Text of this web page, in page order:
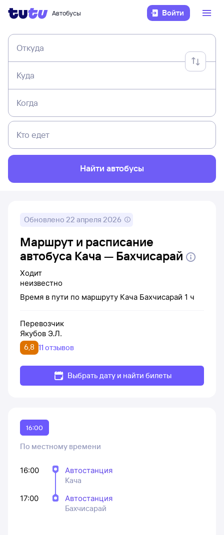
Автобусы Войти
Откуда
Куда
Когда
Кто едет
Найти автобусы
Обновлено 22 апреля 2026
Маршрут и расписание
автобуса Кача — Бахчисарай
Ходит
неизвестно
Время в пути по маршруту Кача Бахчисарай 1 ч
Перевозчик
Якубов Э.Л.
6,8 11 отзывов
Выбрать дату и найти билеты
16:00
По местному времени
16:00
Автостанция
Кача
17:00
Автостанция
Бахчисарай